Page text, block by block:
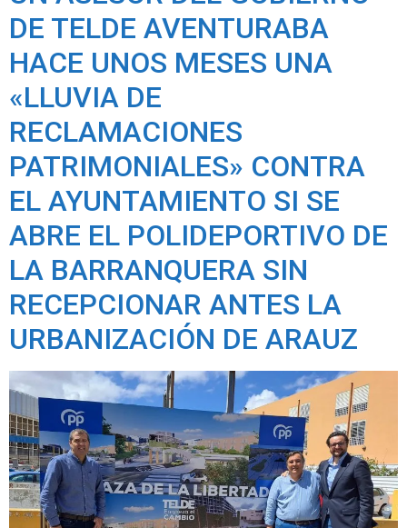
DE TELDE AVENTURABA
HACE UNOS MESES UNA
«LLUVIA DE
RECLAMACIONES
PATRIMONIALES» CONTRA
EL AYUNTAMIENTO SI SE
ABRE EL POLIDEPORTIVO DE
LA BARRANQUERA SIN
RECEPCIONAR ANTES LA
URBANIZACIÓN DE ARAUZ